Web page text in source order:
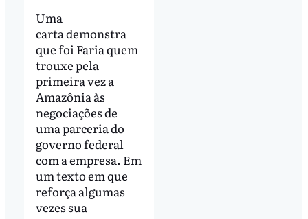
Uma
carta demonstra
que foi Faria quem
trouxe pela
primeira vez a
Amazônia às
negociações de
uma parceria do
governo federal
com a empresa. Em
um texto em que
reforça algumas
vezes sua